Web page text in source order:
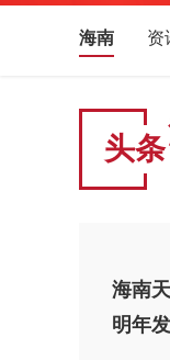
海南 资
湖南
湖
新疆
宁
头条
海南
明年